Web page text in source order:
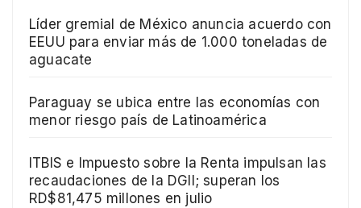
Líder gremial de México anuncia acuerdo con
EEUU para enviar más de 1.000 toneladas de
aguacate
Paraguay se ubica entre las economías con
menor riesgo país de Latinoamérica
ITBIS e Impuesto sobre la Renta impulsan las
recaudaciones de la DGII; superan los
RD$81,475 millones en julio